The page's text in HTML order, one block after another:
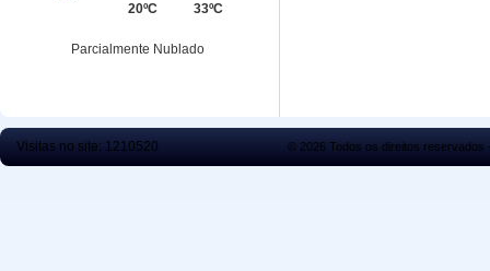
33ºC
20ºC
Parcialmente Nublado
Visitas no site: 1210520 © 2026 Todos os direitos reservados